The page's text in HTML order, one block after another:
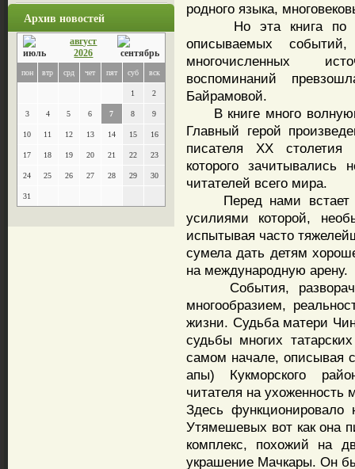
Архив новостей
август
2026
пон втр срд чет пят суб вск
1 2
3 4 5 6 7 8 9
10 11 12 13 14 15 16
17 18 19 20 21 22 23
24 25 26 27 28 29 30
31
родного языка,
Но эта книга по
описываемых
многочисленных
воспоминаний
Байрамовой.
В книге много
Главный герой
писателя ХХ столетия
которого зачитывались
читателей всего мира.
Перед нами встает
усилиями которой,
испытывая часто
сумела дать детям
на международную арену.
События,
многообразием,
жизни. Судьба матери
судьбы многих
самом начале, описывая
апы) Кукморского
читателя на
Здесь
Утямешевых вот как она
комплекс, похожий на
украшение Мачкары. Он